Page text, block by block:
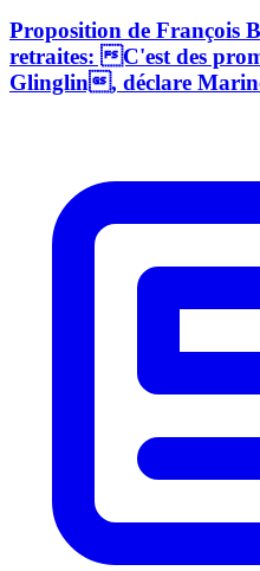
Proposition de François
retraites: C'est des
Glinglin, déclare